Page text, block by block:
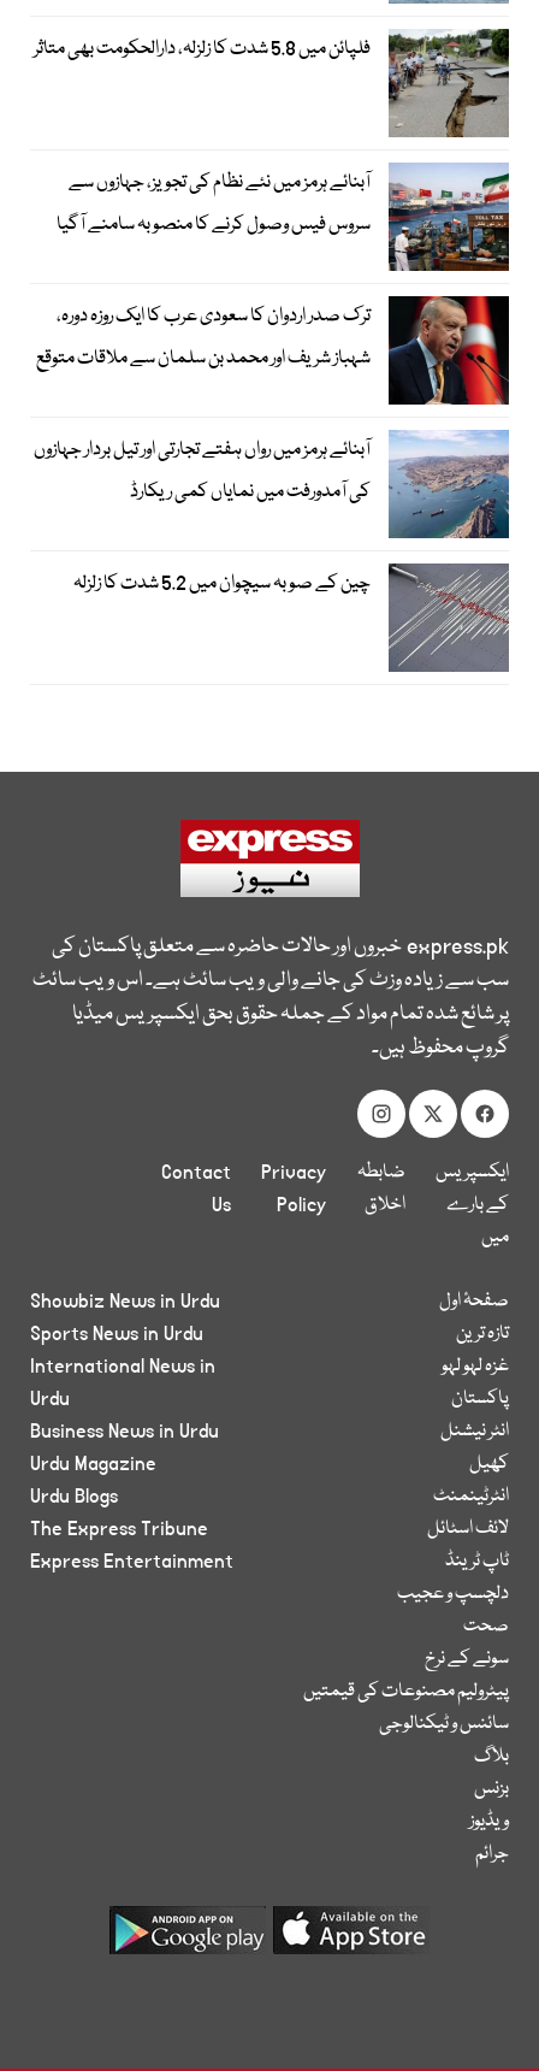
فلپائن میں 5.8 شدت کا زلزلہ، دارالحکومت بھی متاثر
آبنائے ہرمز میں نئے نظام کی تجویز، جہازوں سے
سروس فیس وصول کرنے کا منصوبہ سامنے آگیا
ترک صدر اردوان کا سعودی عرب کا ایک روزہ دورہ،
شہباز شریف اور محمد بن سلمان سے ملاقات متوقع
آبنائے ہرمز میں رواں ہفتے تجارتی اور تیل بردار جہازوں
کی آمدورفت میں نمایاں کمی ریکارڈ
چین کے صوبہ سیچوان میں 5.2 شدت کا زلزلہ
express.pkخبروں اور حالات حاضرہ سے متعلق پاکستان کی
سب سے زیادہ وزٹ کی جانے والی ویب سائٹ ہے۔ اس ویب سائٹ
پر شائع شدہ تمام مواد کے جملہ حقوق بحق ایکسپریس میڈیا
گروپ محفوظ ہیں۔
ایکسپریس
کے بارے
میں
ضابطہ
اخلاق
Privacy
Policy
Contact
Us
صفحۂ اول
تازہ ترین
غزہ لہو لہو
پاکستان
انٹر نیشنل
کھیل
انٹرٹینمنٹ
لائف اسٹائل
ٹاپ ٹرینڈ
دلچسپ و عجیب
صحت
سونے کے نرخ
پیٹرولیم مصنوعات کی قیمتیں
سائنس و ٹیکنالوجی
بلاگ
بزنس
ویڈیوز
جرائم
Showbiz News in Urdu
Sports News in Urdu
International News in
Urdu
Business News in Urdu
Urdu Magazine
Urdu Blogs
The Express Tribune
Express Entertainment